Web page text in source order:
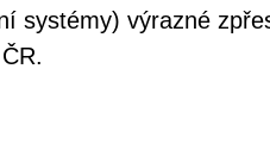
systémy) výrazné